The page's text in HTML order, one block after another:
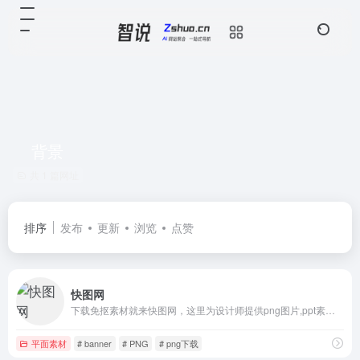
排序 发布 更新 浏览 点赞
快图网
平面素材 # banner # PNG # png下载